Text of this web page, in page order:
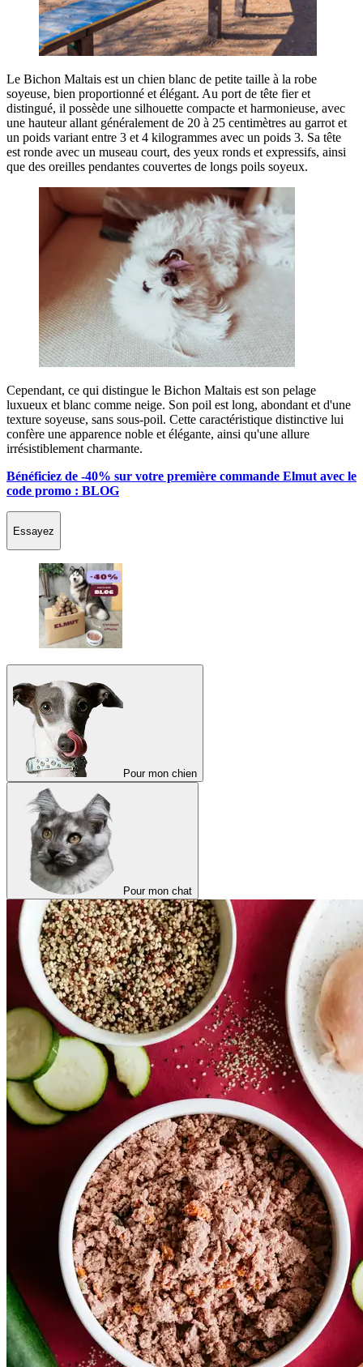
Le Bichon Maltais est un chien blanc de petite taille à la robe
soyeuse, bien proportionné et élégant. Au port de tête fier et
distingué, il possède une silhouette compacte et harmonieuse, avec
une hauteur allant généralement de 20 à 25 centimètres au garrot et
un poids variant entre 3 et 4 kilogrammes avec un poids 3. Sa tête
est ronde avec un museau court, des yeux ronds et expressifs, ainsi
que des oreilles pendantes couvertes de longs poils soyeux.
Cependant, ce qui distingue le Bichon Maltais est son pelage
luxueux et blanc comme neige. Son poil est long, abondant et d'une
texture soyeuse, sans sous-poil. Cette caractéristique distinctive lui
confère une apparence noble et élégante, ainsi qu'une allure
irrésistiblement charmante.
Bénéficiez de -40% sur votre première commande Elmut avec le
code promo : BLOG
Essayez
Pour mon chien
Pour mon chat